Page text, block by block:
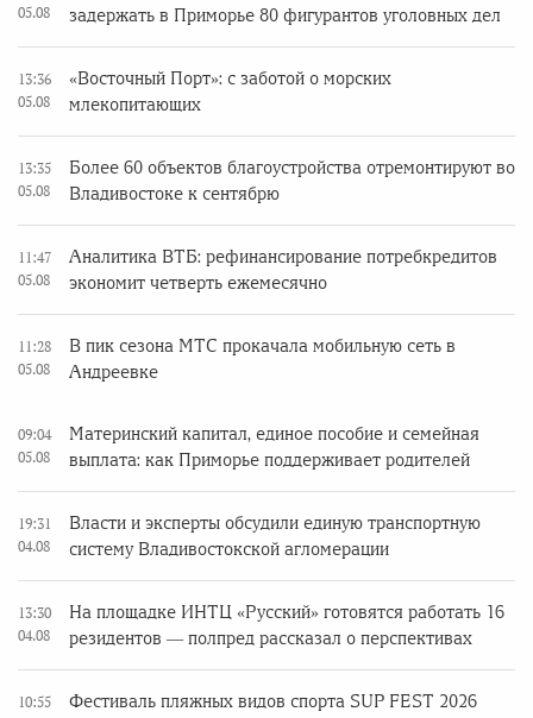
05.08
задержать в Приморье 80 фигурантов уголовных дел
13:36
05.08
«Восточный Порт»: с заботой о морских
млекопитающих
13:35
05.08
Более 60 объектов благоустройства отремонтируют во
Владивостоке к сентябрю
11:47
05.08
Аналитика ВТБ: рефинансирование потребкредитов
экономит четверть ежемесячно
11:28
05.08
В пик сезона МТС прокачала мобильную сеть в
Андреевке
09:04
05.08
Материнский капитал, единое пособие и семейная
выплата: как Приморье поддерживает родителей
19:31
04.08
Власти и эксперты обсудили единую транспортную
систему Владивостокской агломерации
13:30
04.08
На площадке ИНТЦ «Русский» готовятся работать 16
резидентов — полпред рассказал о перспективах
10:55
Фестиваль пляжных видов спорта SUP FEST 2026